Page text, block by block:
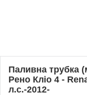
Паливна трубка
Рено Кліо 4 -
л.с.-2012-